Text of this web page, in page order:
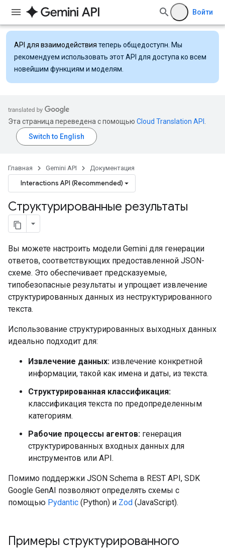
Войти
API для взаимодействия теперь общедоступн. Мы
рекомендуем использовать этот API для доступа ко всем
новейшим функциям и моделям.
Эта страница переведена с помощью Cloud Translation API
Главная Gemini API Документация
Interactions API (Recommended)
Структурированные результаты
Вы можете настроить модели Gemini для генерации
ответов, соответствующих предоставленной JSON-
схеме. Это обеспечивает предсказуемые,
типобезопасные результаты и упрощает извлечение
структурированных данных из неструктурированного
текста.
Использование структурированных выходных данных
идеально подходит для:
Извлечение данных: извлечение конкретной
информации, такой как имена и даты, из текста.
Структурированная классификация:
классификация текста по предопределенным
категориям.
Рабочие процессы агентов: генерация
структурированных входных данных для
инструментов или API.
Помимо поддержки JSON Schema в REST API, SDK
Google GenAI позволяют определять схемы с
помощью Pydantic (Python) и Zod (JavaScript).
Примеры структурированного